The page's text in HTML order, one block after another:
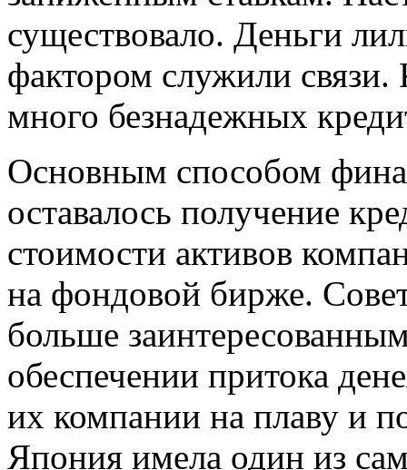
существовало. Деньги
фактором служили связи.
много безнадежных
Основным способом
оставалось получение
стоимости активов
на фондовой бирже.
больше
обеспечении притока
их компании на плаву и
Япония имела один из